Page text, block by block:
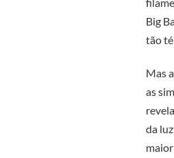
Big
tão
Mas
as
da